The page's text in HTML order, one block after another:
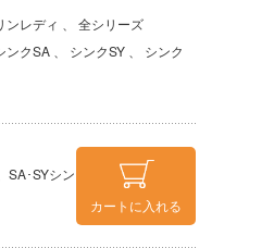
ンレディ
全シリーズ
ンクSA シンクSY
シンク
SA･SYシン
カートに入れる